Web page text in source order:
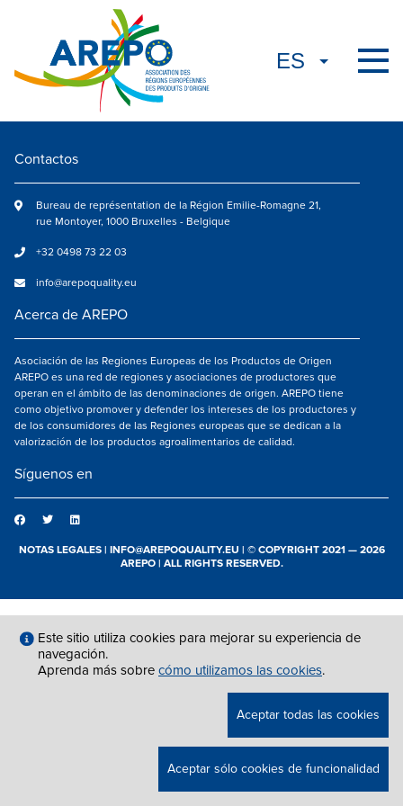
Contactos
Bureau de représentation de la Région Emilie-Romagne 21,
rue Montoyer, 1000 Bruxelles - Belgique
+32 0498 73 22 03
info@arepoquality.eu
Acerca de AREPO
Asociación de las Regiones Europeas de los Productos de Origen
AREPO es una red de regiones y asociaciones de productores que
operan en el ámbito de las denominaciones de origen. AREPO tiene
como objetivo promover y defender los intereses de los productores y
de los consumidores de las Regiones europeas que se dedican a la
valorización de los productos agroalimentarios de calidad.
Síguenos en
NOTAS LEGALES| INFO@AREPOQUALITY.EU | © COPYRIGHT 2021 — 2026
AREPO | ALL RIGHTS RESERVED.
Este sitio utiliza cookies para mejorar su experiencia de
navegación.
Aprenda más sobre cómo utilizamos las cookies.
Aceptar todas las cookies
Aceptar sólo cookies de funcionalidad